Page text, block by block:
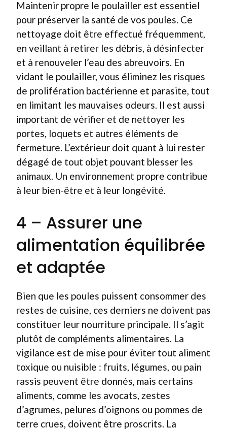
Maintenir propre le poulailler est essentiel
pour préserver la santé de vos poules. Ce
nettoyage doit être effectué fréquemment,
en veillant à retirer les débris, à désinfecter
et à renouveler l’eau des abreuvoirs. En
vidant le poulailler, vous éliminez les risques
de prolifération bactérienne et parasite, tout
en limitant les mauvaises odeurs. Il est aussi
important de vérifier et de nettoyer les
portes, loquets et autres éléments de
fermeture. L’extérieur doit quant à lui rester
dégagé de tout objet pouvant blesser les
animaux. Un environnement propre contribue
à leur bien-être et à leur longévité.
4 – Assurer une
alimentation équilibrée
et adaptée
Bien que les poules puissent consommer des
restes de cuisine, ces derniers ne doivent pas
constituer leur nourriture principale. Il s’agit
plutôt de compléments alimentaires. La
vigilance est de mise pour éviter tout aliment
toxique ou nuisible : fruits, légumes, ou pain
rassis peuvent être donnés, mais certains
aliments, comme les avocats, zestes
d’agrumes, pelures d’oignons ou pommes de
terre crues, doivent être proscrits. La